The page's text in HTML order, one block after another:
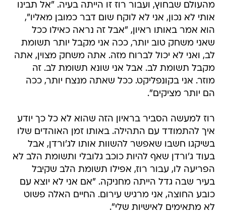
מהעולם שבחוץ, ועבור רוז זו הייתה בעיה. "אל תבינו
אותי לא נכון, אני לא לוקח שום דבר כמובן מאליו",
הוא אמר באותו ראיון, "אבל זה נראה כאילו ככל
שאני משחק טוב יותר, ככה אני מקבל יותר תשומת
לב, ואני לא יכול לברוח מזה. אתה משחק מצוין, אתה
מקבל תשומת לב. אבל אני שונא תשומת לב. זה
מוזר. אני בקונפליקט. ככל שאתה מנצח יותר, ככה
הם יותר מציקים".
רוז למעשה הסביר בראיון הזה שהוא לא כל כך יודע
איך להתמודד עם התהילה. באותו זמן האוהדים שלו
בשיקגו חשבו שאפשר להשוות אותו לג'ורדן, אבל
בעוד ג'ורדן שאף להיות כוכב גלובלי ותשומת הלב לא
הפריעה לו, עבור רוז, אפילו תשומת הלב שקיבל
בעיר שבה גדל הייתה מחניקה. "אם אני לא יוצא עם
כובע החוצה, אני מרגיש עירום. החיים האלה פשוט
לא מתאימים לאישיות שלי".